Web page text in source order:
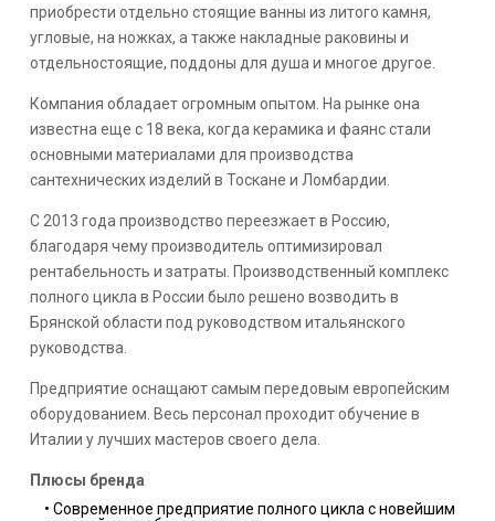
приобрести отдельно стоящие ванны из литого камня,
угловые, на ножках, а также накладные раковины и
отдельностоящие, поддоны для душа и многое другое.
Компания обладает огромным опытом. На рынке она
известна еще с 18 века, когда керамика и фаянс стали
основными материалами для производства
сантехнических изделий в Тоскане и Ломбардии.
С 2013 года производство переезжает в Россию,
благодаря чему производитель оптимизировал
рентабельность и затраты. Производственный комплекс
полного цикла в России было решено возводить в
Брянской области под руководством итальянского
руководства.
Предприятие оснащают самым передовым европейским
оборудованием. Весь персонал проходит обучение в
Италии у лучших мастеров своего дела.
Плюсы бренда
• Современное предприятие полного цикла с новейшим